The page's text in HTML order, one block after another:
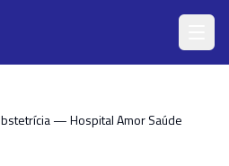
— Hospital Amor Saúde